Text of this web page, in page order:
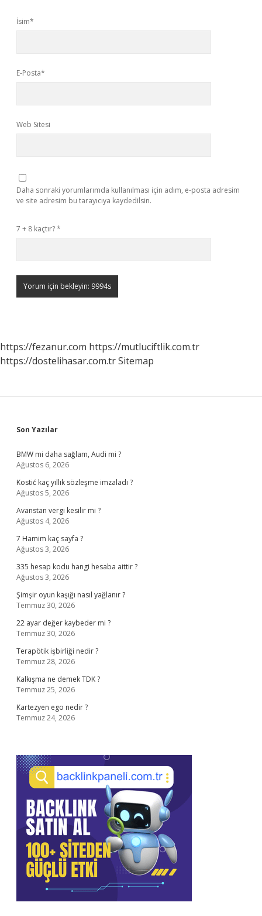
İsim*
E-Posta*
Web Sitesi
Daha sonraki yorumlarımda kullanılması için adım, e-posta adresim
ve site adresim bu tarayıcıya kaydedilsin.
7 + 8 kaçtır?*
https://fezanur.com https://mutluciftlik.com.tr
https://dostelihasar.com.trSitemap
Sidebar
Son Yazılar
BMW mi daha sağlam, Audi mi ?
Ağustos 6, 2026
Kostić kaç yıllık sözleşme imzaladı ?
Ağustos 5, 2026
Avanstan vergi kesilir mi ?
Ağustos 4, 2026
7 Hamim kaç sayfa ?
Ağustos 3, 2026
335 hesap kodu hangi hesaba aittir ?
Ağustos 3, 2026
Şimşir oyun kaşığı nasıl yağlanır ?
Temmuz 30, 2026
22 ayar değer kaybeder mi ?
Temmuz 30, 2026
Terapötik işbirliği nedir ?
Temmuz 28, 2026
Kalkışma ne demek TDK ?
Temmuz 25, 2026
Kartezyen ego nedir ?
Temmuz 24, 2026